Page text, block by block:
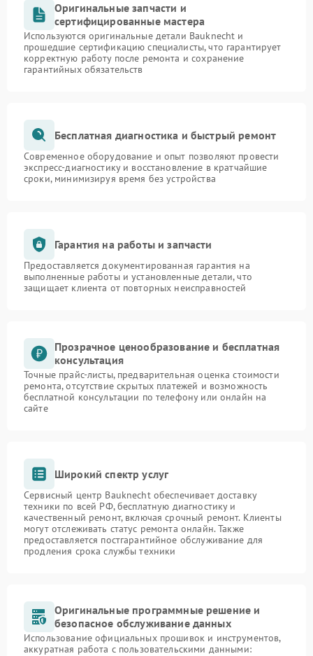
Оригинальные запчасти и
сертифицированные мастера
Используются оригинальные детали Bauknecht и
прошедшие сертификацию специалисты, что гарантирует
корректную работу после ремонта и сохранение
гарантийных обязательств
Бесплатная диагностика и быстрый ремонт
Современное оборудование и опыт позволяют провести
экспресс-диагностику и восстановление в кратчайшие
сроки, минимизируя время без устройства
Гарантия на работы и запчасти
Предоставляется документированная гарантия на
выполненные работы и установленные детали, что
защищает клиента от повторных неисправностей
Прозрачное ценообразование и бесплатная
консультация
Точные прайс-листы, предварительная оценка стоимости
ремонта, отсутствие скрытых платежей и возможность
бесплатной консультации по телефону или онлайн на
сайте
Широкий спектр услуг
Сервисный центр Bauknecht обеспечивает доставку
техники по всей РФ, бесплатную диагностику и
качественный ремонт, включая срочный ремонт. Клиенты
могут отслеживать статус ремонта онлайн. Также
предоставляется постгарантийное обслуживание для
продления срока службы техники
Оригинальные программные решение и
безопасное обслуживание данных
Использование официальных прошивок и инструментов,
аккуратная работа с пользовательскими данными: